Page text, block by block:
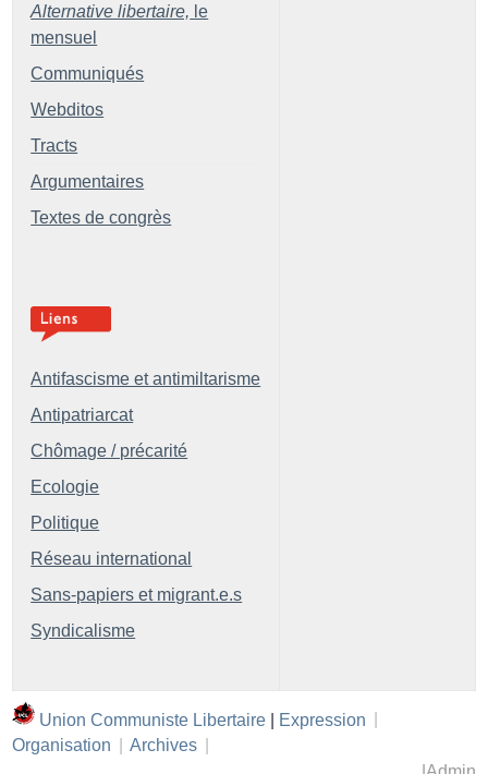
Alternative libertaire, le
mensuel
Communiqués
Webditos
Tracts
Argumentaires
Textes de congrès
Antifascisme et antimiltarisme
Antipatriarcat
Chômage / précarité
Ecologie
Politique
Réseau international
Sans-papiers et migrant.e.s
Syndicalisme
Union Communiste Libertaire | Expression
Organisation
Archives